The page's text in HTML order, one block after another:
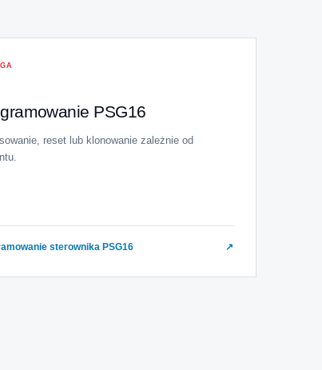
PSG16
reset lub klonowanie zależnie od
sterownika PSG16 ↗